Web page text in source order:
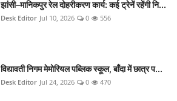
झांसी–मानिकपुर रेल दोहरीकरण कार्य: कई ट्रेनें रहेंगी नि...
Desk Editor Jul 10, 2026 0 556
विद्यावती निगम मेमोरियल पब्लिक स्कूल, बाँदा में छात्र प...
Desk Editor Jul 24, 2026 0 470